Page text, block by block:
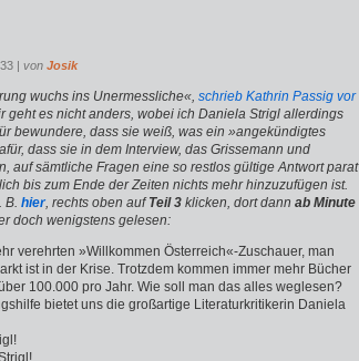
| von Josik
wuchs ins Unermessliche«, schrieb Kathrin Passig vor
geht es nicht anders, wobei ich Daniela Strigl allerdings
bewundere, dass sie weiß, was ein »angekündigtes
dass sie in dem Interview, das Grissemann und
auf sämtliche Fragen eine so restlos gültige Antwort parat
bis zum Ende der Zeiten nichts mehr hinzuzufügen ist.
B. hier, rechts oben aufTeil 3 klicken, dort dann ab Minute
doch wenigstens gelesen:
verehrten »Willkommen Österreich«-Zuschauer, man
ist in der Krise. Trotzdem kommen immer mehr Bücher
100.000 pro Jahr. Wie soll man das alles weglesen?
bietet uns die großartige Literaturkritikerin Daniela